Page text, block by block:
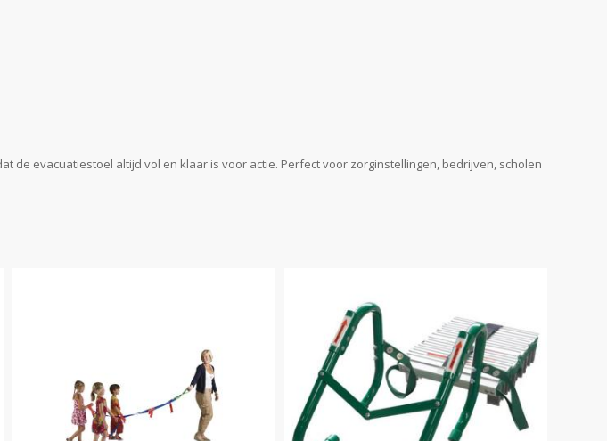
evacuatiestoel altijd vol en klaar is voor actie. Perfect voor zorginstellingen, bedrijven, scholen